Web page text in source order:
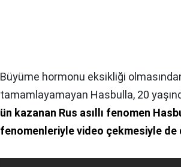
Büyüme hormonu eksikliği
tamamlayamayan Hasbulla, 20
ün kazanan Rus asıllı fenomen
fenomenleriyle video çekmesiyle